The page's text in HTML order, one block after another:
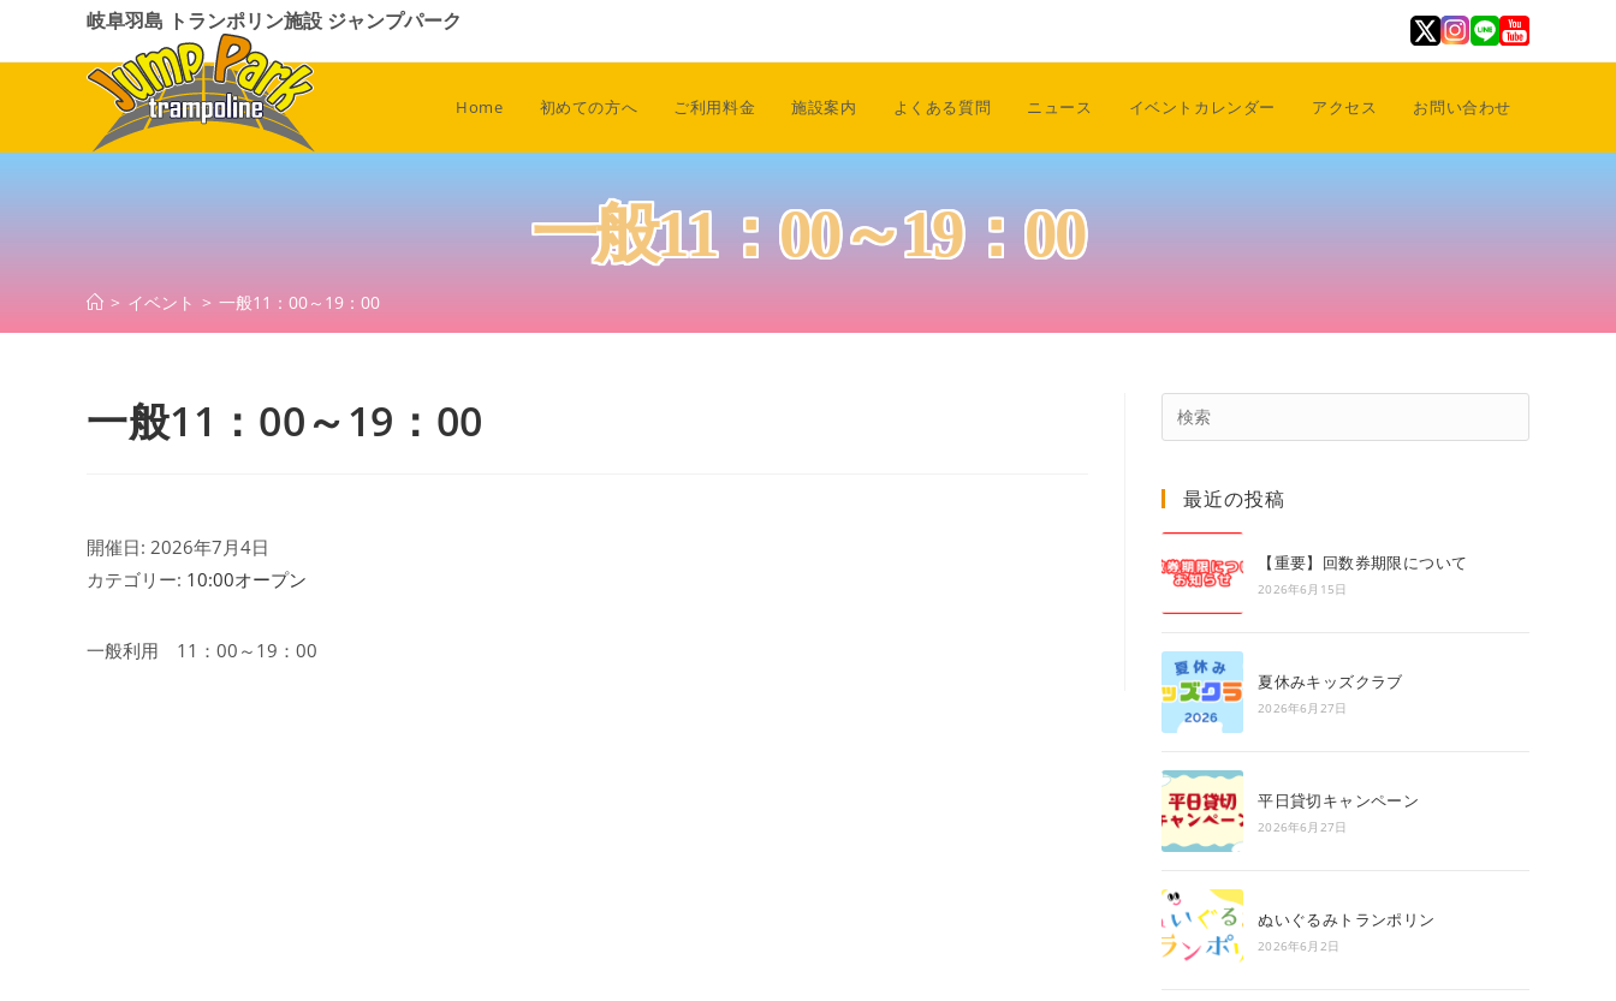
岐阜羽島 トランポリン施設 ジャンプパーク
Home 初めての方へ ご利用料金 施設案内 よくある質問 ニュース イベントカレンダー アクセス お問い合わせ
一般11：00～19：00
> イベント > 一般11：00～19：00
一般11：00～19：00
開催日: 2026年7月4日
カテゴリー: 10:00オープン
一般利用 11：00～19：00
Escape
最近の投稿
【重要】回数券期限について
2026年6月15日
夏休みキッズクラブ
2026年6月27日
平日貸切キャンペーン
2026年6月27日
ぬいぐるみトランポリン
2026年6月2日